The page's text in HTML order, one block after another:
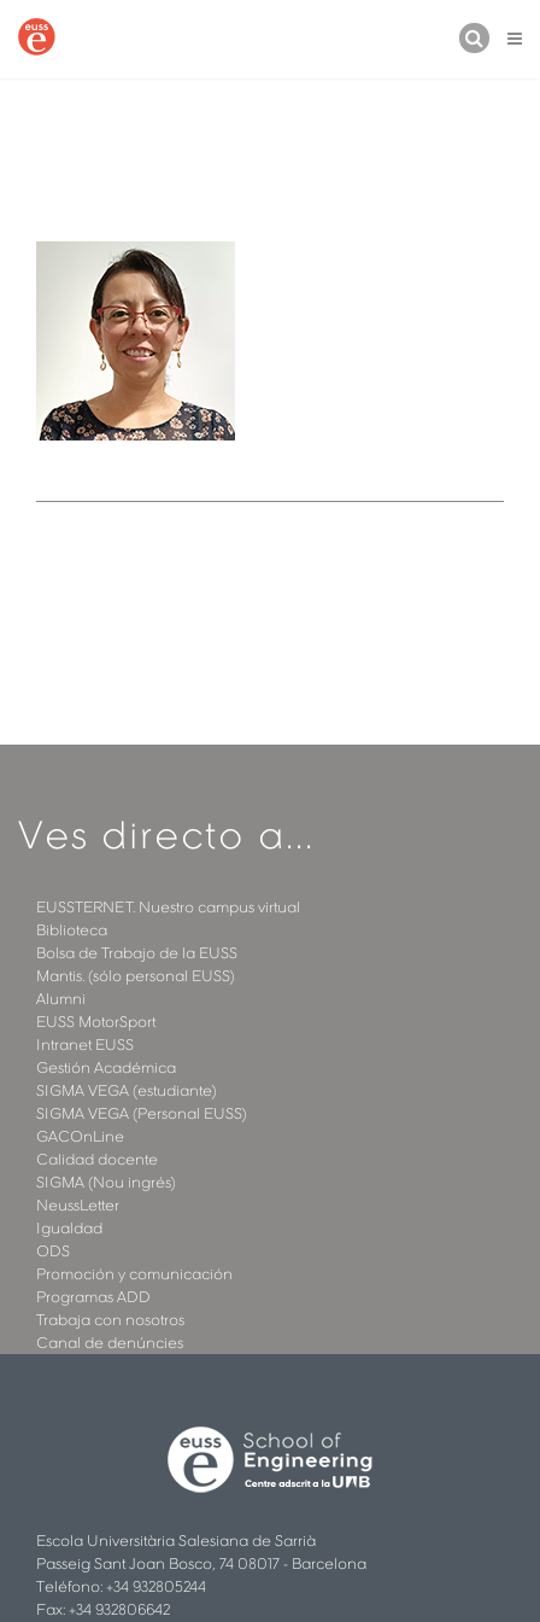
Ves directo a...
EUSSTERNET. Nuestro campus virtual
Biblioteca
Bolsa de Trabajo de la EUSS
Mantis. (sólo personal EUSS)
Alumni
EUSS MotorSport
Intranet EUSS
Gestión Académica
SIGMA VEGA (estudiante)
SIGMA VEGA (Personal EUSS)
GACOnLine
Calidad docente
SIGMA (Nou ingrés)
NeussLetter
Igualdad
ODS
Promoción y comunicación
Programas ADD
Trabaja con nosotros
Canal de denúncies
Escola Universitària Salesiana de Sarrià
Passeig Sant Joan Bosco, 74 08017 - Barcelona
Teléfono: +34 932805244
Fax: +34 932806642